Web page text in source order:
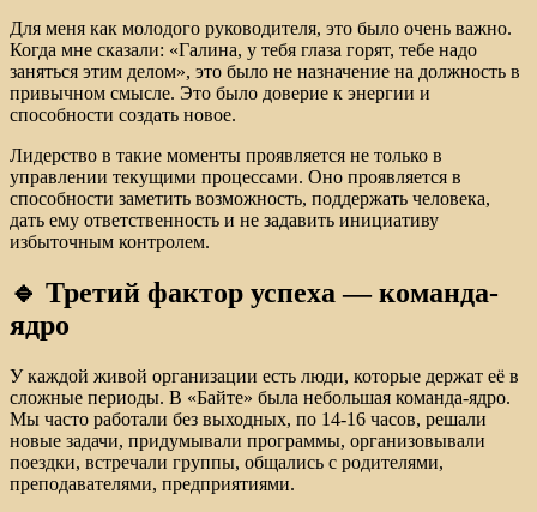
Для меня как молодого руководителя, это было очень важно.
Когда мне сказали: «Галина, у тебя глаза горят, тебе надо
заняться этим делом», это было не назначение на должность в
привычном смысле. Это было доверие к энергии и
способности создать новое.
Лидерство в такие моменты проявляется не только в
управлении текущими процессами. Оно проявляется в
способности заметить возможность, поддержать человека,
дать ему ответственность и не задавить инициативу
избыточным контролем.
🔹 Третий фактор успеха — команда-
ядро
У каждой живой организации есть люди, которые держат её в
сложные периоды. В «Байте» была небольшая команда-ядро.
Мы часто работали без выходных, по 14-16 часов, решали
новые задачи, придумывали программы, организовывали
поездки, встречали группы, общались с родителями,
преподавателями, предприятиями.